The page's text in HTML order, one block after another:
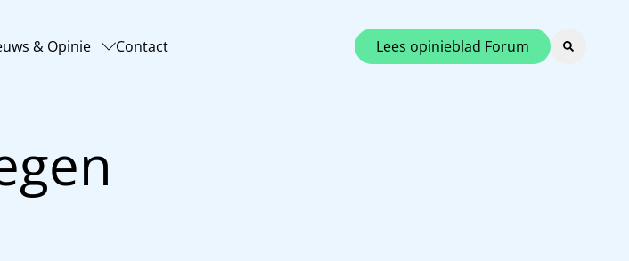
& Opinie Contact Lees opinieblad Forum